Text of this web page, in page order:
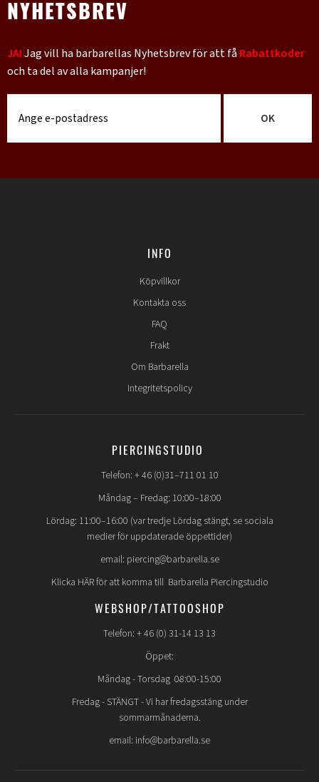
NYHETSBREV
JA!Jag vill ha barbarellas Nyhetsbrev för att fåRabattkoder
och ta del av alla kampanjer!
OK
INFO
Köpvillkor
Kontakta oss
FAQ
Frakt
Om Barbarella
Integritetspolicy
PIERCINGSTUDIO
Telefon: + 46 (0)31–711 01 10
Måndag – Fredag: 10:00–18:00
Lördag: 11:00–16:00 (var tredje Lördag stängt, se sociala
medier för uppdaterade öppettider)
email: piercing@barbarella.se
Klicka HÄR för att komma till Barbarella Piercingstudio
WEBSHOP/TATTOOSHOP
Telefon: + 46 (0) 31-14 13 13
Öppet:
Måndag - Torsdag 08:00-15:00
Fredag - STÄNGT- Vi har fredagsstäng under
sommarmånaderna.
email: info@barbarella.se